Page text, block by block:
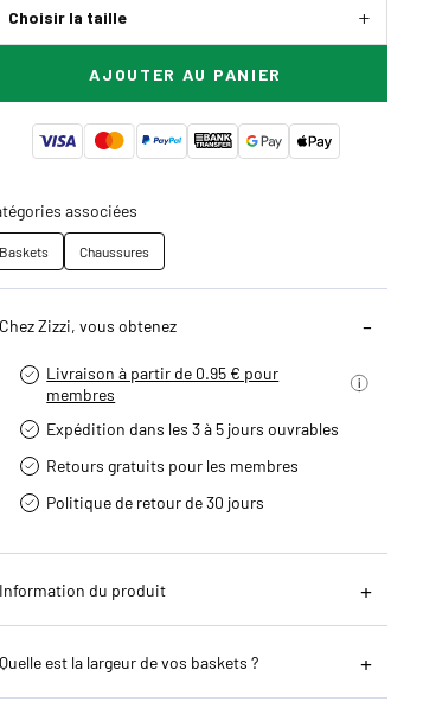
Choisir la taille
AJOUTER AU PANIER
associées
Baskets Chaussures
Chez Zizzi, vous obtenez
Livraison à partir de 0.95 € pour
membres
Expédition dans les 3 à 5 jours ouvrables
Retours gratuits pour les membres
Politique de retour de 30 jours
Information du produit
Quelle est la largeur de vos baskets ?